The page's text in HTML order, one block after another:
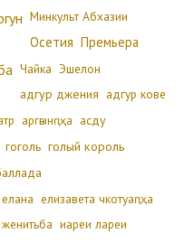
Минкульт Абхазии
Осетия Премьера
Чайка Эшелон
адгур джения адгур кове
аргәынԥҳа асду
гоголь голый король
елана елизавета чкотуаԥҳа
женитьба иареи лареи